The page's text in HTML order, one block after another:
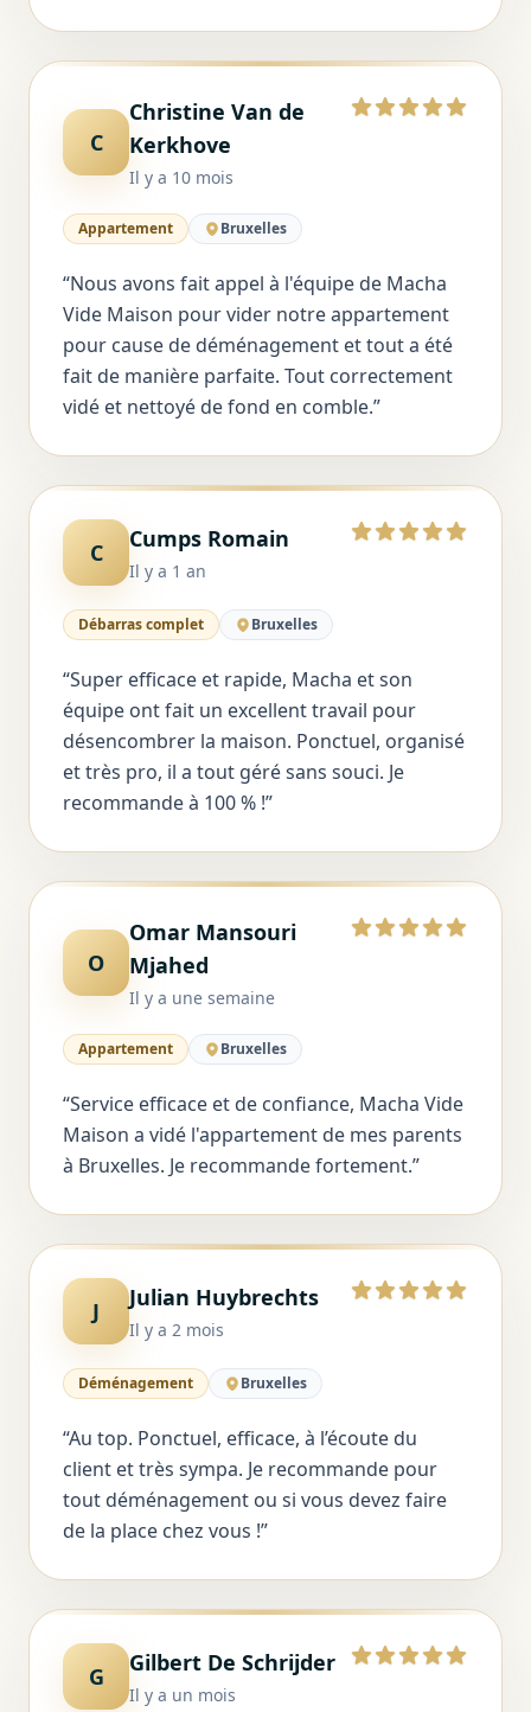
C
Christine Van de
Kerkhove
Il y a 10 mois
5 sur 5
Appartement Bruxelles
“Nous avons fait appel à l'équipe de Macha
Vide Maison pour vider notre appartement
pour cause de déménagement et tout a été
fait de manière parfaite. Tout correctement
vidé et nettoyé de fond en comble.”
C Cumps Romain
Il y a 1 an
5 sur 5
Débarras complet Bruxelles
“Super efficace et rapide, Macha et son
équipe ont fait un excellent travail pour
désencombrer la maison. Ponctuel, organisé
et très pro, il a tout géré sans souci. Je
recommande à 100 % !”
O
Omar Mansouri
Mjahed
Il y a une semaine
5 sur 5
Appartement Bruxelles
“Service efficace et de confiance, Macha Vide
Maison a vidé l'appartement de mes parents
à Bruxelles. Je recommande fortement.”
J Julian Huybrechts
Il y a 2 mois
5 sur 5
Déménagement Bruxelles
“Au top. Ponctuel, efficace, à l’écoute du
client et très sympa. Je recommande pour
tout déménagement ou si vous devez faire
de la place chez vous !”
G Gilbert De Schrijder
Il y a un mois
5 sur 5